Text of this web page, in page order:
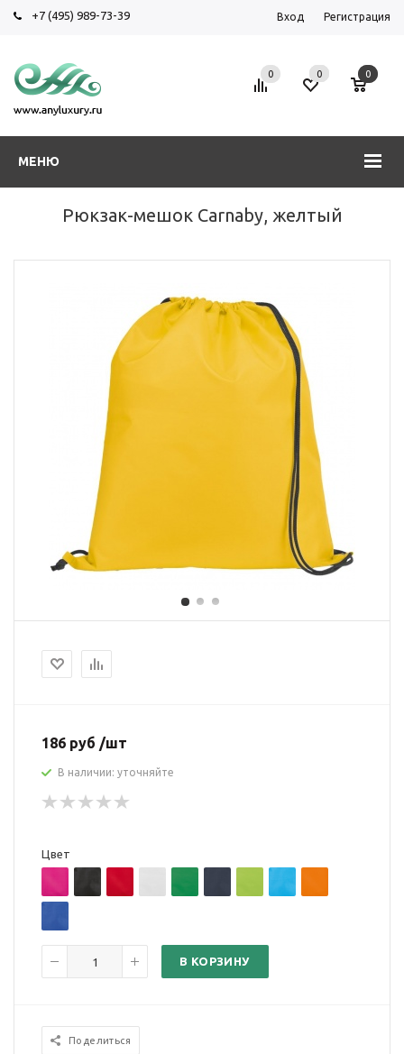
+7 (495) 989-73-39 Вход Регистрация
МЕНЮ
0 0 0
Рюкзак-мешок Carnaby, желтый
186 руб /шт
В наличии: уточняйте
Цвет
В КОРЗИНУ
Поделиться